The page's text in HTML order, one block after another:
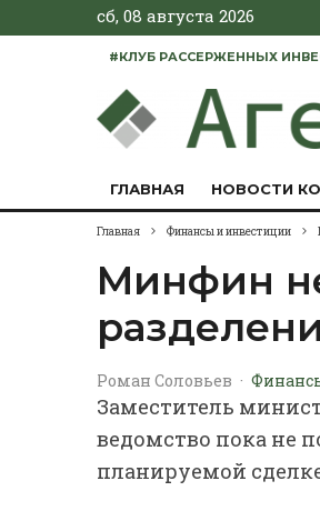
сб, 08 августа 2026
#КЛУБ РАССЕРЖЕННЫХ
ГЛАВНАЯ НОВОСТИ
Главная Финансы и инвестиции
Минфин
Роман Соловьев ·
Заместитель
ведомство пока не
планируемой